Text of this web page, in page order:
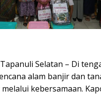
Selatan – Di
alam banjir dan
kebersamaan.